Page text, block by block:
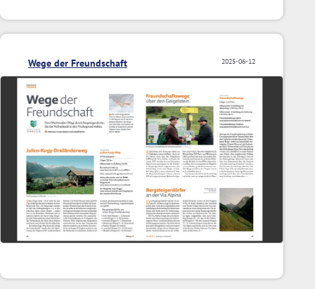
2025-06-12
Wege der Freundschaft